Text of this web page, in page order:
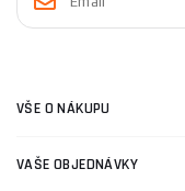
VŠE O NÁKUPU
VAŠE OBJEDNÁVKY